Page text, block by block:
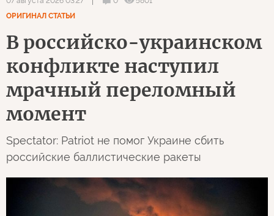
ОРИГИНАЛ СТАТЬИ
В российско-украинском
конфликте наступил
мрачный переломный
момент
Spectator: Patriot не помог Украине сбить
российские баллистические ракеты